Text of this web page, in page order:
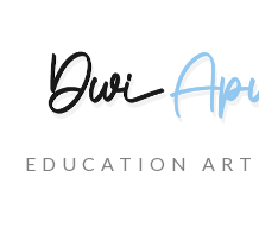
EDUCATION